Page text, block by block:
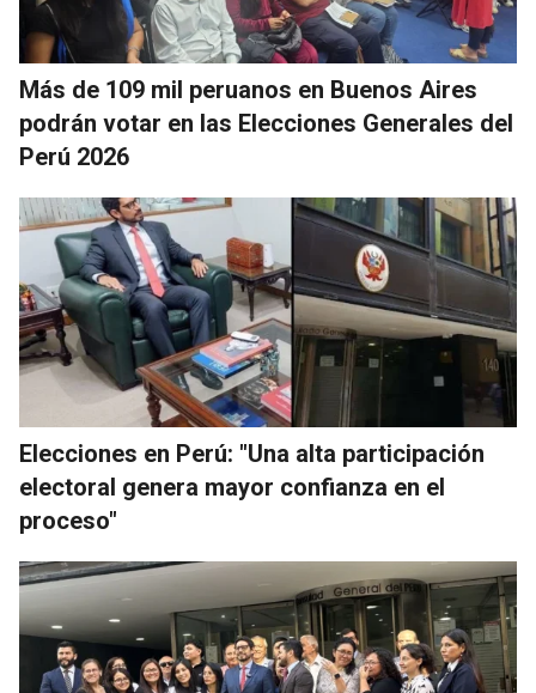
Más de 109 mil peruanos en Buenos Aires
podrán votar en las Elecciones Generales del
Perú 2026
Elecciones en Perú: "Una alta participación
electoral genera mayor confianza en el
proceso"